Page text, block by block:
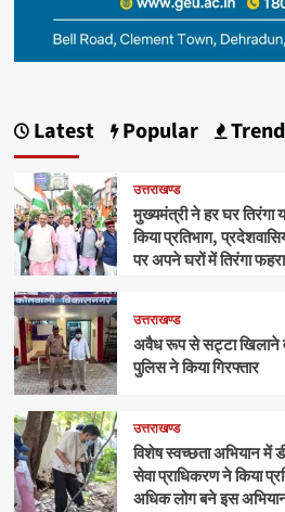
Latest Popular
उत्तराखण्ड
मुख्यमंत्री ने हर घर तिरंगा
किया प्रतिभाग,
पर अपने घरों में तिरंगा
उत्तराखण्ड
अवैध रूप से सट्टा खिलाने
पुलिस ने किया गिरफ्तार
उत्तराखण्ड
विशेष स्वच्छता अभियान में
सेवा प्राधिकरण ने किया
अधिक लोग बने इस